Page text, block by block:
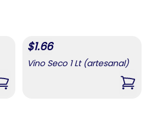
,Ají Cachucha (3 Lb)
$1.66
Vino Seco 1 Lt (artesanal)
,